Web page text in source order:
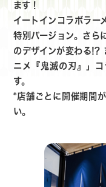
ます！
イートインコラボラー
特別バージョン。さら
のデザインが変わる!?
ニメ『鬼滅の刃』」
す。
*店舗ごとに開催期間
い。